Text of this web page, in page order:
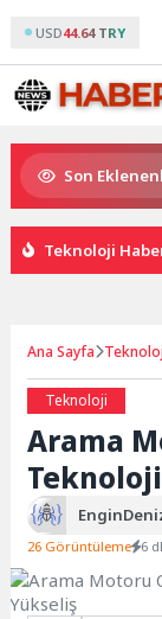
USD44.64 TRY
Son
95,7 başarı
Teknoloji
Ana Sayfa
Teknoloji
Arama
26 Görüntüleme 6